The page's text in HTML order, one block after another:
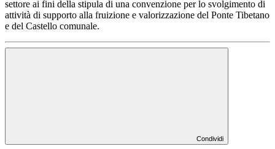
settore ai fini della stipula di una convenzione per lo svolgimento di
attività di supporto alla fruizione e valorizzazione del Ponte Tibetano
e del Castello comunale.
Condividi